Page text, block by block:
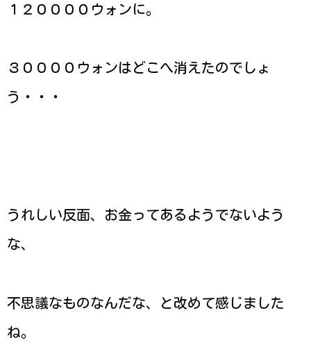
１２００００ウォンに。
３００００ウォンはどこへ消えたのでしょ
う・・・
うれしい反面、お金ってあるようでないよう
な、
不思議なものなんだな、と改めて感じました
ね。